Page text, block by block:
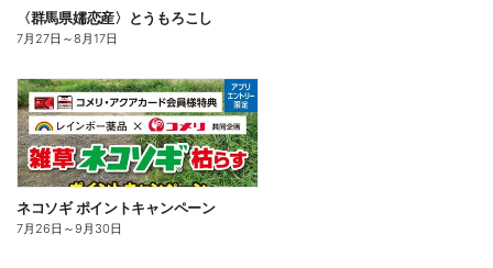
〈群馬県嬬恋産〉とうもろこし
7月27日 ～8月17日
ネコソギ ポイントキャンペーン
7月26日 ～9月30日